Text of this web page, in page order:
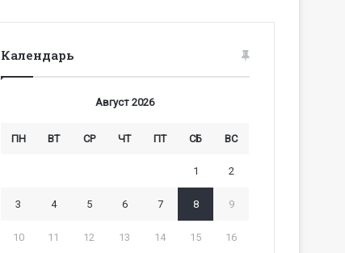
Календарь
Август 2026
ПН ВТ СР ЧТ ПТ СБ ВС
1 2
3 4 5 6 7 8 9
10 11 12 13 14 15 16